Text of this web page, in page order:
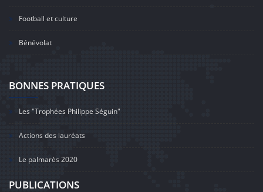
Football et culture
Bénévolat
BONNES PRATIQUES
Les "Trophées Philippe Séguin"
Actions des lauréats
Le palmarès 2020
PUBLICATIONS